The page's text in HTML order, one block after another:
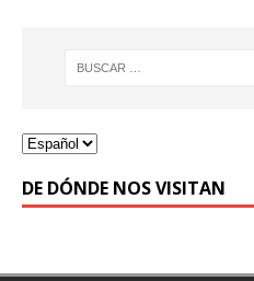
DE DÓNDE NOS VISITAN